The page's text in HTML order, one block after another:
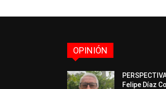
OPINIÓN
Felipe Díaz